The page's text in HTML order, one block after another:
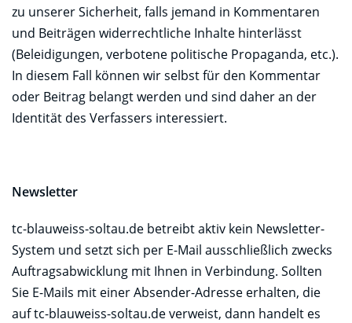
zu unserer Sicherheit, falls jemand in Kommentaren
und Beiträgen widerrechtliche Inhalte hinterlässt
(Beleidigungen, verbotene politische Propaganda, etc.).
In diesem Fall können wir selbst für den Kommentar
oder Beitrag belangt werden und sind daher an der
Identität des Verfassers interessiert.
Newsletter
tc-blauweiss-soltau.de betreibt aktiv kein Newsletter-
System und setzt sich per E-Mail ausschließlich zwecks
Auftragsabwicklung mit Ihnen in Verbindung. Sollten
Sie E-Mails mit einer Absender-Adresse erhalten, die
auf tc-blauweiss-soltau.de verweist, dann handelt es